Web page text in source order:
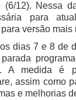
do Primeiro
Uniformização de
de Pessoas
Vitaliciamento
Integral à
(6/12). Nessa
para
versão mais
dias 7 e 8 de
A medida é
assim como
e melhorias